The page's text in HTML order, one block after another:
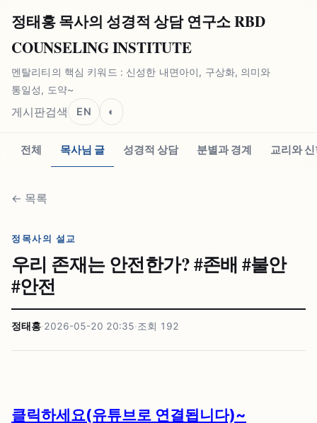
정태홍 목사의 성경적 상담 연구소 RBD
COUNSELING INSTITUTE
멘탈리티의 핵심 키워드 : 신성한 내면아이, 구상화, 의미와
통일성, 도약~
게시판검색 EN ◐
전체 목사님 글 성경적 상담 분별과 경계 교리와
← 목록
정목사의 설교
우리 존재는 안전한가? #⁠존배 #⁠불안
#⁠안전
정태홍·2026-05-20 20:35·조회 192
클릭하세요(유튜브로 연결됩니다)~